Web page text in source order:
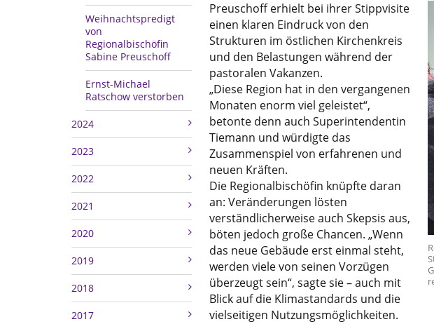
Weihnachtspredigt
von
Regionalbischöfin
Sabine Preuschoff
Ernst-Michael
Ratschow verstorben
2024
2023
2022
2021
2020
2019
2018
2017
Preuschoff erhielt bei ihrer Stippvisite
einen klaren Eindruck von den
Strukturen im östlichen Kirchenkreis
und den Belastungen während der
pastoralen Vakanzen.
„Diese Region hat in den vergangenen
Monaten enorm viel geleistet“,
betonte denn auch Superintendentin
Tiemann und würdigte das
Zusammenspiel von erfahrenen und
neuen Kräften.
Die Regionalbischöfin knüpfte daran
an: Veränderungen lösten
verständlicherweise auch Skepsis aus,
böten jedoch große Chancen. „Wenn
das neue Gebäude erst einmal steht,
werden viele von seinen Vorzügen
überzeugt sein“, sagte sie – auch mit
Blick auf die Klimastandards und die
vielseitigen Nutzungsmöglichkeiten.